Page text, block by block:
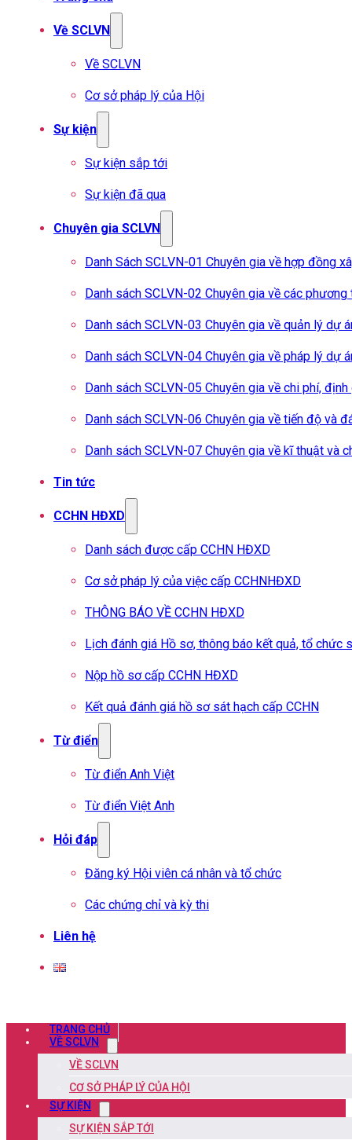
Về SCLVN
Về SCLVN
Cơ sở pháp lý của Hội
Sự kiện
Sự kiện sắp tới
Sự kiện đã qua
Chuyên gia SCLVN
Danh Sách SCLVN-01 Chuyên gia về hợp đồng
Danh sách SCLVN-02 Chuyên gia về các
Danh sách SCLVN-03 Chuyên gia về quản lý dự
Danh sách SCLVN-04 Chuyên gia về pháp lý dự
Danh sách SCLVN-05 Chuyên gia về chi phí,
Danh sách SCLVN-06 Chuyên gia về tiến độ và
Danh sách SCLVN-07 Chuyên gia về kĩ thuật và
Tin tức
CCHN HĐXD
Danh sách được cấp CCHN HĐXD
Cơ sở pháp lý của việc cấp CCHNHĐXD
THÔNG BÁO VỀ CCHN HĐXD
Lịch đánh giá Hồ sơ, thông báo kết quả, tổ chức
Nộp hồ sơ cấp CCHN HĐXD
Kết quả đánh giá hồ sơ sát hạch cấp CCHN
Từ điển
Từ điển Anh Việt
Từ điển Việt Anh
Hỏi đáp
Đăng ký Hội viên cá nhân và tổ chức
Các chứng chỉ và kỳ thi
Liên hệ
TRANG CHỦ
VỀ SCLVN
VỀ SCLVN
CƠ SỞ PHÁP LÝ CỦA HỘI
SỰ KIỆN
SỰ KIỆN SẮP TỚI